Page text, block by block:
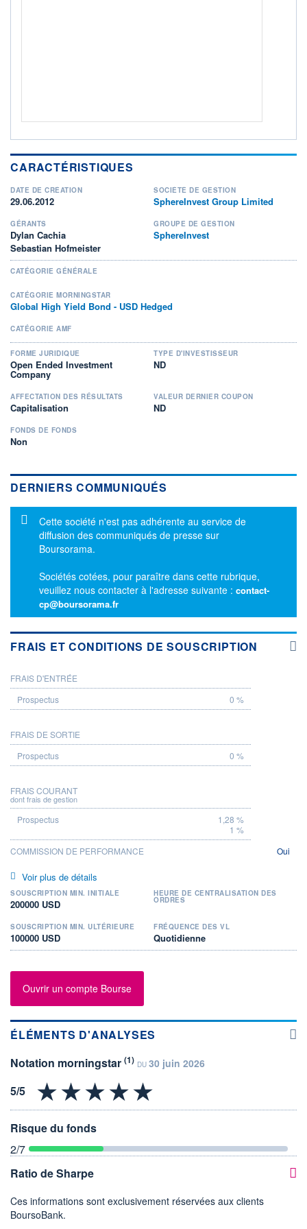
CARACTÉRISTIQUES
DATE DE CRÉATION
29.06.2012
SOCIÉTÉ DE GESTION
SphereInvest Group Limited
GÉRANTS
Dylan Cachia
Sebastian Hofmeister
GROUPE DE GESTION
SphereInvest
CATÉGORIE GÉNÉRALE
CATÉGORIE MORNINGSTAR
Global High Yield Bond - USD Hedged
CATÉGORIE AMF
FORME JURIDIQUE
Open Ended Investment
Company
TYPE D'INVESTISSEUR
ND
AFFECTATION DES RÉSULTATS
Capitalisation
VALEUR DERNIER COUPON
ND
FONDS DE FONDS
Non
DERNIERS COMMUNIQUÉS
Message d'information
Cette société n'est pas adhérente au service de
diffusion des communiqués de presse sur
Boursorama.
Sociétés cotées, pour paraître dans cette rubrique,
veuillez nous contacter à l'adresse suivante : contact-
cp@boursorama.fr
FRAIS ET CONDITIONS DE SOUSCRIPTION
PROSPECTUS
FRAIS D'ENTRÉE
0 %
FRAIS DE SORTIE
0 %
FRAIS COURANT
dont frais de gestion
1,28 %
1 %
COMMISSION DE PERFORMANCE
Oui
Voir plus de détails
SOUSCRIPTION MIN. INITIALE
200000 USD
HEURE DE CENTRALISATION DES
ORDRES
SOUSCRIPTION MIN. ULTÉRIEURE
100000 USD
FRÉQUENCE DES VL
Quotidienne
Ouvrir un compte Bourse
ÉLÉMENTS D'ANALYSES
Notation morningstar (1) DU 30 juin 2026
Risque du fonds
2/7
Ratio de Sharpe
Ces informations sont exclusivement réservées aux clients
BoursoBank.